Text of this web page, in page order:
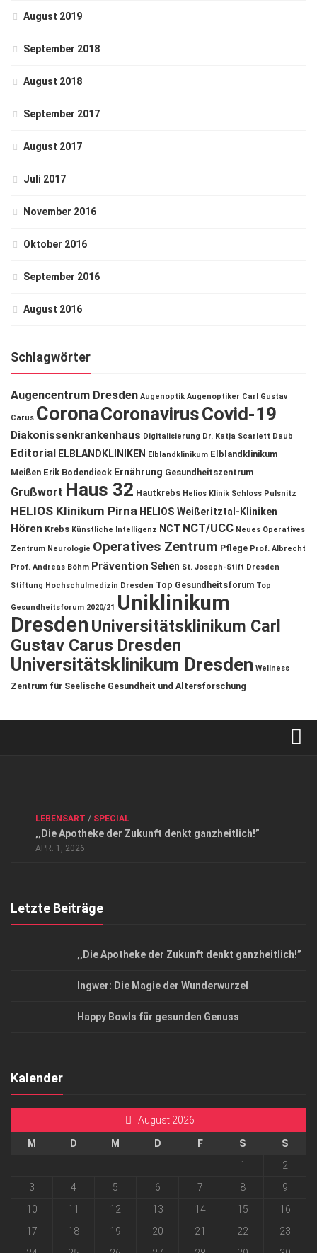
August 2019
September 2018
August 2018
September 2017
August 2017
Juli 2017
November 2016
Oktober 2016
September 2016
August 2016
Schlagwörter
Augencentrum Dresden Augenoptik Augenoptiker Carl Gustav
Carus CoronaCoronavirusCovid-19
Diakonissenkrankenhaus Digitalisierung Dr. Katja Scarlett Daub
Editorial ELBLANDKLINIKEN Elblandklinikum Elblandklinikum
Meißen Erik Bodendieck Ernährung Gesundheitszentrum
Grußwort Haus 32 Hautkrebs Helios Klinik Schloss Pulsnitz
HELIOS Klinikum Pirna HELIOS Weißeritztal-Kliniken
Hören Krebs Künstliche Intelligenz NCT NCT/UCC Neues Operatives
Zentrum Neurologie Operatives Zentrum Pflege Prof. Albrecht
Prof. Andreas Böhm Prävention Sehen St. Joseph-Stift Dresden
Stiftung Hochschulmedizin Dresden Top Gesundheitsforum Top
Gesundheitsforum 2020/21 Uniklinikum
DresdenUniversitätsklinikum Carl
Gustav Carus Dresden
Universitätsklinikum Dresden Wellness
Zentrum für Seelische Gesundheit und Altersforschung
Datenschutzerklärung
Top Magazin Dresden / Ostsachsen
LEBENSART / SPECIAL
,,Die Apotheke der Zukunft denkt ganzheitlich!”
APR. 1, 2026
Letzte Beiträge
,,Die Apotheke der Zukunft denkt ganzheitlich!”
Ingwer: Die Magie der Wunderwurzel
Happy Bowls für gesunden Genuss
Kalender
August 2026
M D M D F S
S
1
2
3
4 5 6 7 8
9
10
11 12 13 14 15
16
17
18 19 20 21 22
23